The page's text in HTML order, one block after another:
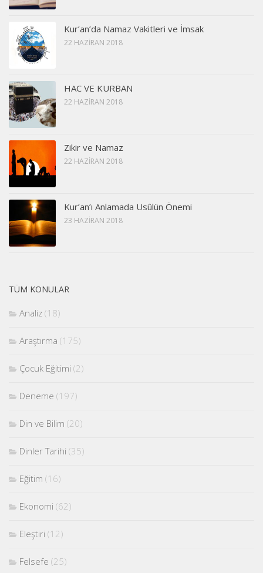
Kur’an’da Namaz Vakitleri ve İmsak
22 HAZIRAN 2018
HAC VE KURBAN
22 HAZIRAN 2018
Zikir ve Namaz
22 HAZIRAN 2018
Kur’an’ı Anlamada Usûlün Önemi
23 HAZIRAN 2018
TÜM KONULAR
Analiz (18)
Araştırma (175)
Çocuk Eğitimi (2)
Deneme (197)
Din ve Bilim (20)
Dinler Tarihi (35)
Eğitim (16)
Ekonomi (62)
Eleştiri (12)
Felsefe (25)